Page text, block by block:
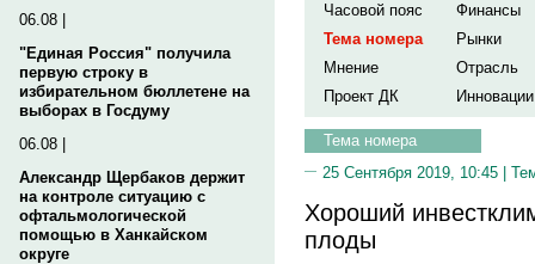
06.08 |
"Единая Россия" получила
первую строку в
избирательном бюллетене на
выборах в Госдуму
06.08 |
Александр Щербаков держит
на контроле ситуацию с
офтальмологической
помощью в Ханкайском
округе
Часовой пояс
Финансы
Тема номера
Рынки
Мнение
Отрасль
Проект ДК
Инновации
Тема номера
25 Сентября 2019, 10:45 |
Хороший
плоды